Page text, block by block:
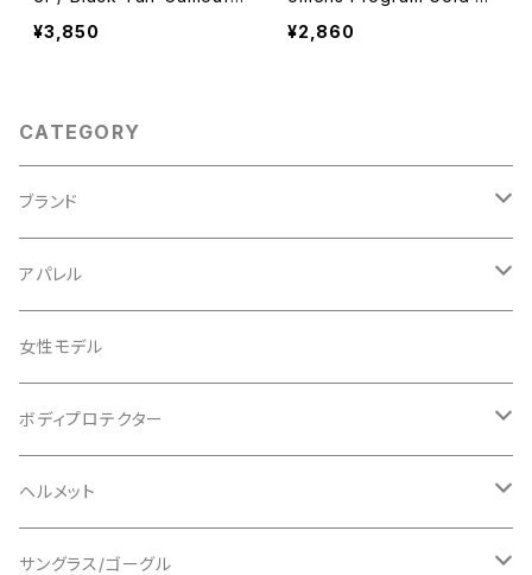
age
¥3,850
nt
¥2,860
CATEGORY
ブランド
ABUS/アブス
ADEPT/アデプト
AENOMALY/アエノマリー
ALL MOUNTAIN STYLE
AVID/アヴィド
アパレル
Tシャツ
ジャージ
ロングスリーブ
ショートスリーブ
ジャケット
ショーツ
女性モデル
ボディプロテクター
エルボー/肘
ニー/膝
ヘルメット
ロード
サングラス/ゴーグル